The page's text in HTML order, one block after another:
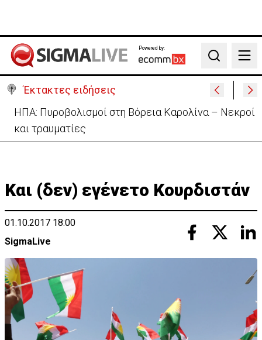
Powered by:
Search
Έκτακτες ειδήσεις
ΗΠΑ: Πυροβολισμοί στη Βόρεια Καρολίνα – Νεκροί
και τραυματίες
Και (δεν) εγένετο Κουρδιστάν
01.10.2017 18:00
SigmaLive